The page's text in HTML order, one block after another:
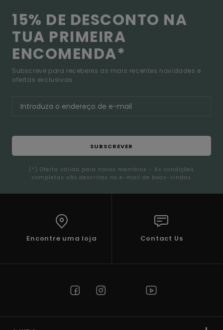
15% DE DESCONTO NA
TUA PRIMEIRA
ENCOMENDA*
Subscreve para receberes as mais recentes novidades e
ofertas exclusivas.
SUBSCREVER
(*) Oferta válida para novos membros - As condições
completas são descritas no e-mail de boas-vindas
Encontre uma loja Contact Us